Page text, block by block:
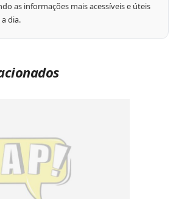
as informações mais acessíveis e úteis
dia.